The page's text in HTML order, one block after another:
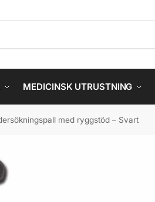
MEDICINSK UTRUSTNING
med ryggstöd – Svart